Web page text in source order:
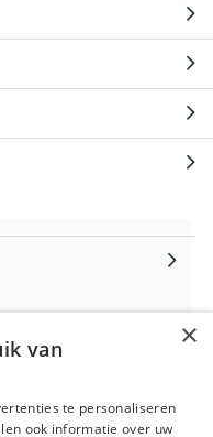
×
van
te personaliseren
ook informatie over uw